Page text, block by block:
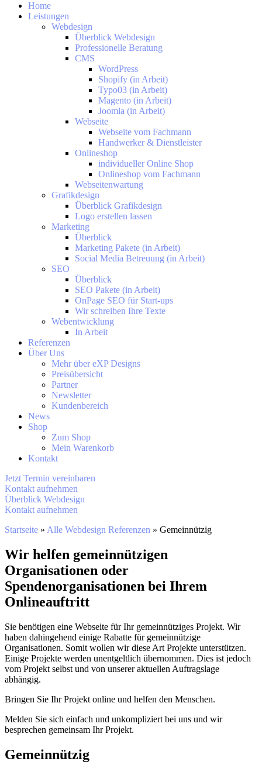
Home
Leistungen
Webdesign
Überblick Webdesign
Professionelle Beratung
CMS
WordPress
Shopify (in Arbeit)
Typo03 (in Arbeit)
Magento (in Arbeit)
Joomla (in Arbeit)
Webseite
Webseite vom Fachmann
Handwerker & Dienstleister
Onlineshop
individueller Online Shop
Onlineshop vom Fachmann
Webseitenwartung
Grafikdesign
Überblick Grafikdesign
Logo erstellen lassen
Marketing
Überblick
Marketing Pakete (in Arbeit)
Social Media Betreuung (in Arbeit)
SEO
Überblick
SEO Pakete (in Arbeit)
OnPage SEO für Start-ups
Wir schreiben Ihre Texte
Webentwicklung
In Arbeit
Referenzen
Über Uns
Mehr über eXP Designs
Preisübersicht
Partner
Newsletter
Kundenbereich
News
Shop
Zum Shop
Mein Warenkorb
Kontakt
Jetzt Termin vereinbaren
Kontakt aufnehmen
Überblick Webdesign
Kontakt aufnehmen
Startseite » Alle Webdesign Referenzen » Gemeinnützig
Wir helfen gemeinnützigen
Organisationen oder
Spendenorganisationen bei Ihrem
Onlineauftritt
Sie benötigen eine Webseite für Ihr gemeinnütziges Projekt. Wir
haben dahingehend einige Rabatte für gemeinnützige
Organisationen. Somit wollen wir diese Art Projekte unterstützen.
Einige Projekte werden unentgeltlich übernommen. Dies ist jedoch
vom Projekt selbst und von unserer aktuellen Auftragslage
abhängig.
Bringen Sie Ihr Projekt online und helfen den Menschen.
Melden Sie sich einfach und unkompliziert bei uns und wir
besprechen gemeinsam Ihr Projekt.
Gemeinnützig